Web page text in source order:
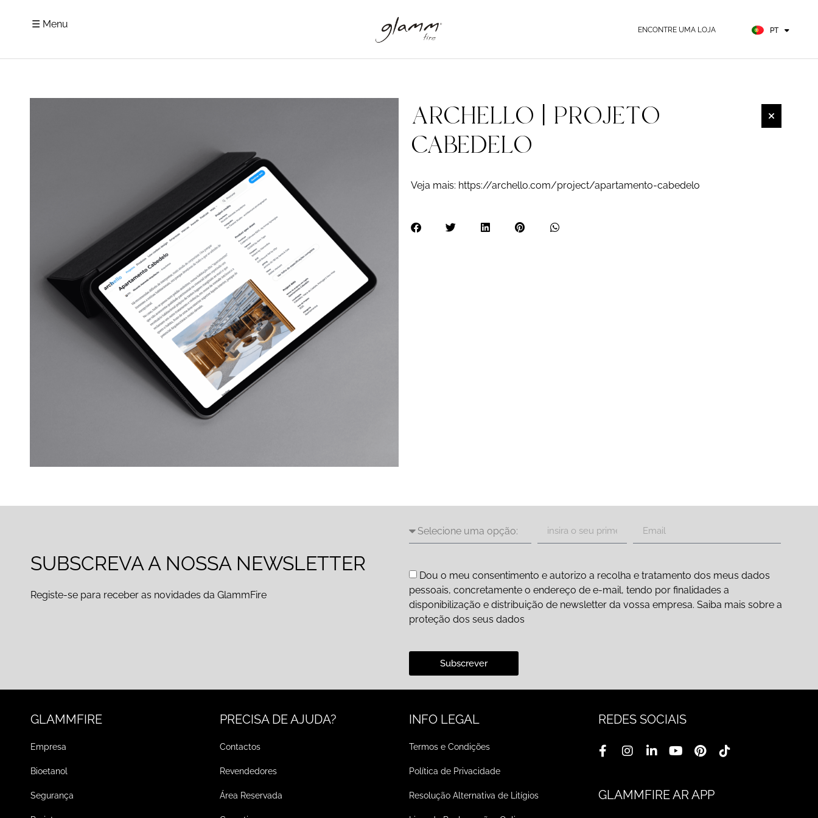
☰ Menu ENCONTRE UMA LOJA PT
DE
ARCHELLO | PROJETO
CABEDELO
Veja mais: https://archello.com/project/apartamento-cabedelo
SUBSCREVA A NOSSA NEWSLETTER
Registe-se para receber as novidades da GlammFire
Dou o meu consentimento e autorizo a recolha e tratamento dos meus dados
pessoais, concretamente o endereço de e-mail, tendo por finalidades a
disponibilização e distribuição de newsletter da vossa empresa. Saiba mais sobre a
proteção dos seus dados
Subscrever
GLAMMFIRE
Empresa
Bioetanol
Segurança
PRECISA DE AJUDA?
Contactos
Revendedores
Área Reservada
INFO LEGAL
Termos e Condições
Política de Privacidade
Resolução Alternativa de Litígios
REDES SOCIAIS
GLAMMFIRE AR APP